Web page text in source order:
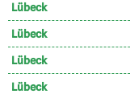
Lübeck
Lübeck
Lübeck
Lübeck